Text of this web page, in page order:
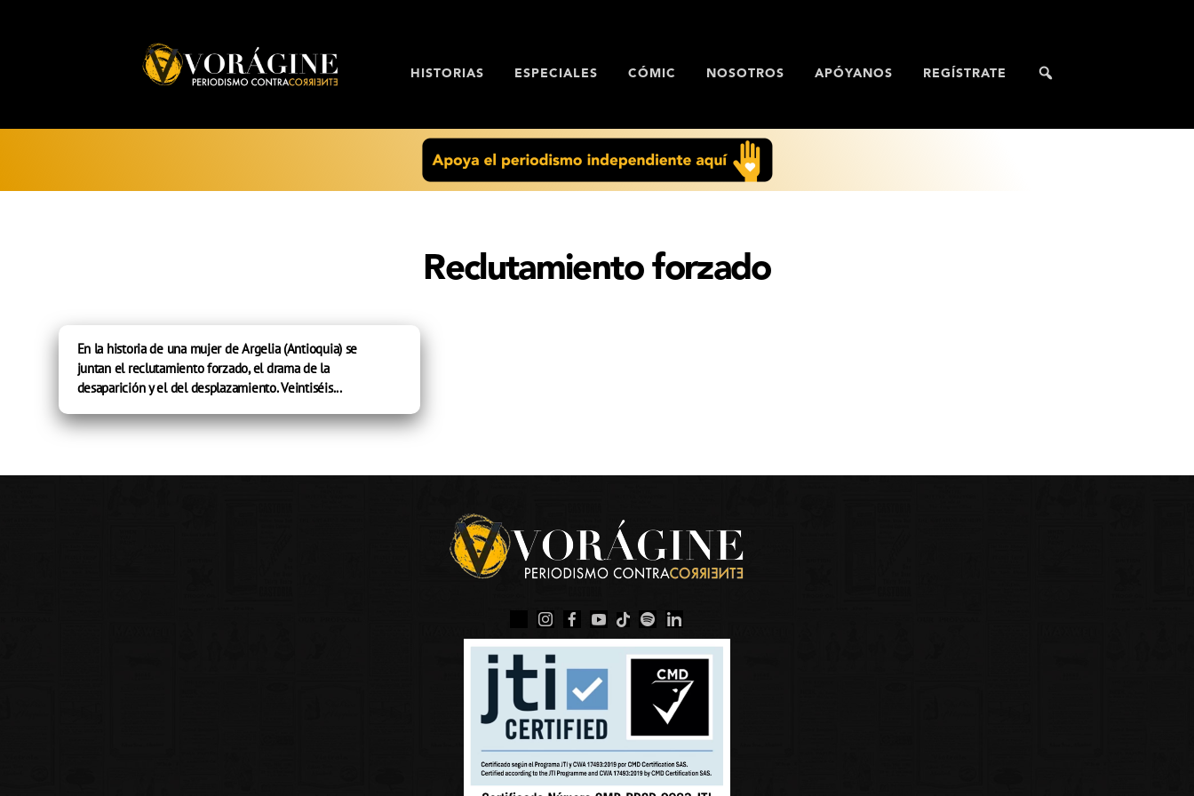
HISTORIAS ESPECIALES CÓMIC NOSOTROS APÓYANOS REGÍSTRATE
Reclutamiento forzado
En la historia de una mujer de Argelia (Antioquia) se
juntan el reclutamiento forzado, el drama de la
desaparición y el del desplazamiento. Veintiséis...